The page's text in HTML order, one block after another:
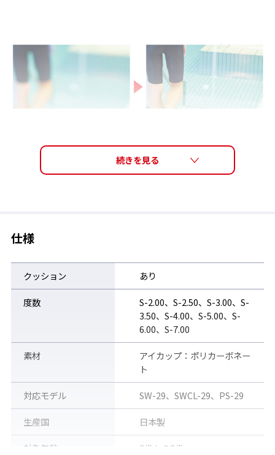
S-2.00からS-7.00までの8度数展開 ※片眼レンズ販売の為、左右
必要な場合は2点ご注文ください。
パーツセットと組み立てることで度付きスイミング
ゴーグルが完成します。
仕様
クッション あり
度数
S-2.00、S-2.50、S-3.00、S-
3.50、S-4.00、S-5.00、S-
6.00、S-7.00
素材
アイカップ：ポリカーボネー
ト
対応モデル SW-29、SWCL-29、PS-29
生産国 日本製
対象年齢 3歳から8歳